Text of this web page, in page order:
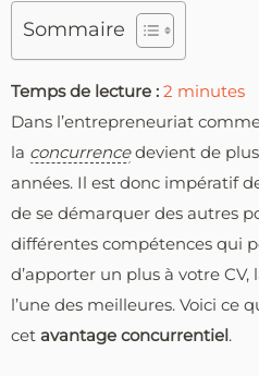
Sommaire
Temps de lecture : 2 minutes
Dans l’entrepreneuriat
la concurrencedevient de
années. Il est donc impératif
de se démarquer des autres
différentes compétences qui
d’apporter un plus à votre
l’une des meilleures. Voici ce
cet avantage concurrentiel.